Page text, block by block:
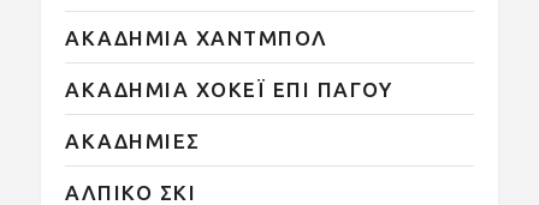
ΑΚΑΔΗΜΙΑ ΧΑΝΤΜΠΟΛ
ΑΚΑΔΗΜΙΑ ΧΟΚΕΪ ΕΠΙ ΠΑΓΟΥ
ΑΚΑΔΗΜΙΕΣ
ΑΛΠΙΚΟ ΣΚΙ